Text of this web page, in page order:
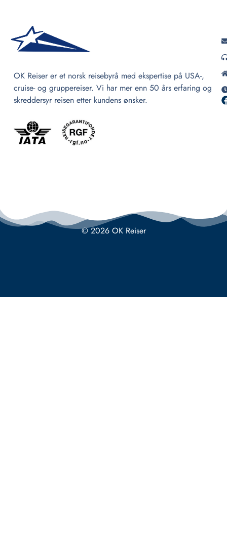
OK Reiser er et norsk reisebyrå med ekspertise på USA-,
cruise- og gruppereiser. Vi har mer enn 50 års erfaring og
skreddersyr reisen etter kundens ønsker.
© 2026 OK Reiser